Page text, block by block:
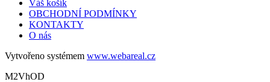
Váš košík
OBCHODNÍ PODMÍNKY
KONTAKTY
O nás
Vytvořeno systémem www.webareal.cz
M2VhOD